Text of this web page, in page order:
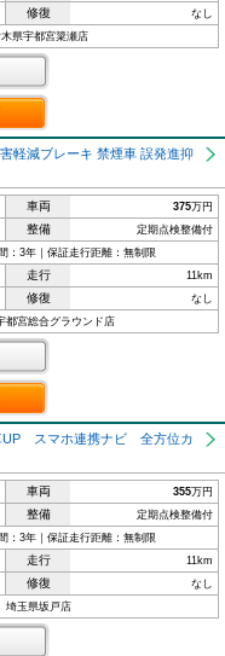
修復 なし
県宇都宮簗瀬店
軽減ブレーキ 禁煙車 誤発進抑
車両 375万円
整備 定期点検整備付
：3年｜保証走行距離：無制限
走行 11km
修復 なし
都宮総合グラウンド店
UP スマホ連携ナビ 全方位カ
車両 355万円
整備 定期点検整備付
：3年｜保証走行距離：無制限
走行 11km
修復 なし
埼玉県坂戸店